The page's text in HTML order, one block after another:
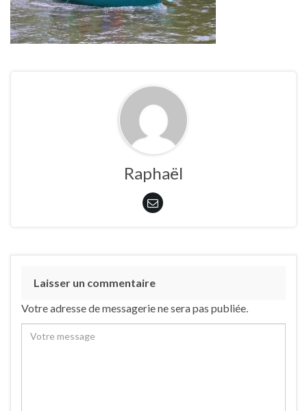
Raphaël
Laisser un commentaire
Votre adresse de messagerie ne sera pas publiée.